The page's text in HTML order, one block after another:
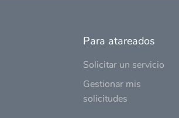
Para atareados
Solicitar un servicio
Gestionar mis
solicitudes